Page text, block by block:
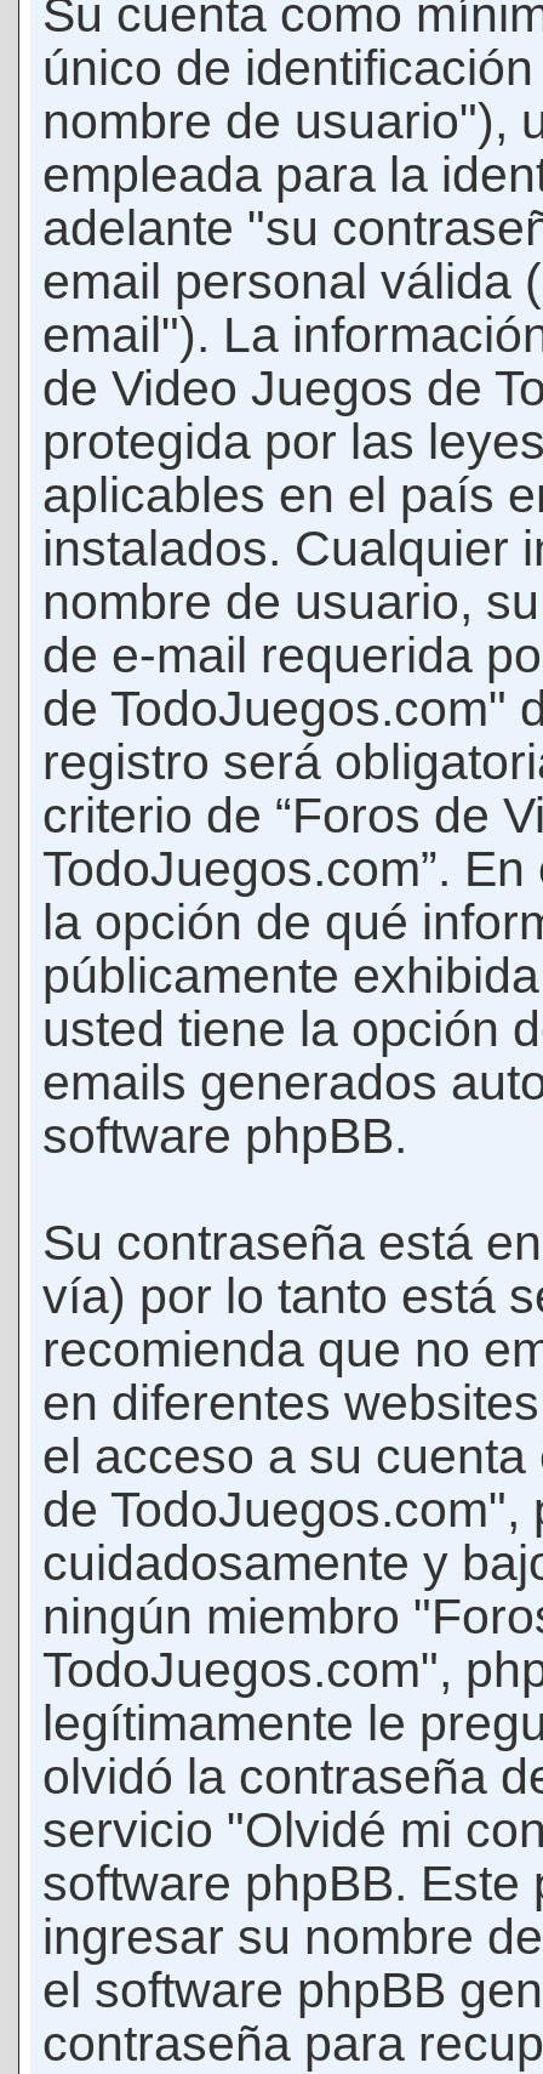
Su cuenta como
único de
nombre de usuario"),
empleada para la
adelante "su
email personal válida
email"). La
de Video Juegos de
protegida por las
aplicables en el país
instalados. Cualquier
nombre de usuario,
de e-mail requerida
de TodoJuegos.com"
registro será
criterio de “Foros de
TodoJuegos.com”.
la opción de qué
públicamente
usted tiene la opción
emails generados
software phpBB.
Su contraseña está
vía) por lo tanto está
recomienda que no
en diferentes
el acceso a su
de
cuidadosamente y
ningún miembro
TodoJuegos.com",
legítimamente le
olvidó la contraseña
servicio "Olvidé mi
software phpBB.
ingresar su nombre
el software phpBB
contraseña para